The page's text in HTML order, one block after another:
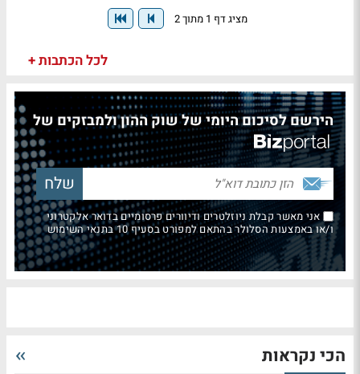
מציג דף 1 מתוך 2
לכל הכתבות +
הירשם לסיכום היומי של שוק ההון ולמבזקים של
אני מאשר קבלת ניוזלטרים ודיוורים פרסומיים בדואר אלקטרוני
ו/או באמצעות הסלולר בהתאם למפורט בסעיף 10 בתנאי השימוש
הכי נקראות